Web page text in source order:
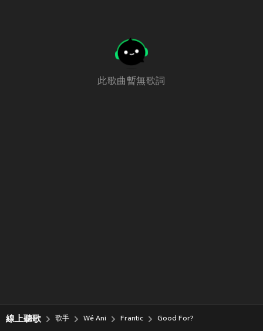
此歌曲暫無歌詞
線上聽歌 歌手 Wé Ani Frantic Good For?